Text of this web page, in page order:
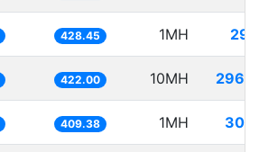
428.45 1MH
422.00 10MH
409.38 1MH